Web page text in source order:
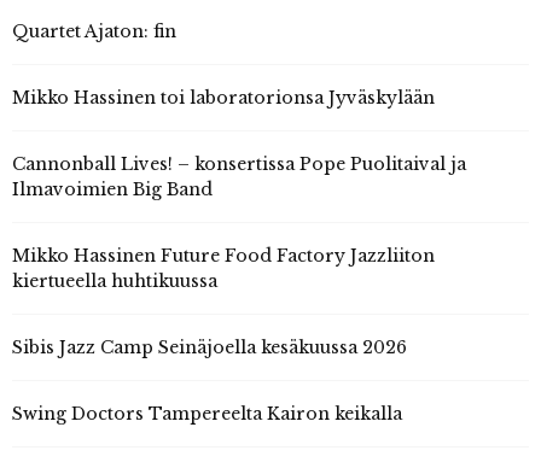
Quartet Ajaton: fin
Mikko Hassinen toi laboratorionsa Jyväskylään
Cannonball Lives! – konsertissa Pope Puolitaival ja
Ilmavoimien Big Band
Mikko Hassinen Future Food Factory Jazzliiton
kiertueella huhtikuussa
Sibis Jazz Camp Seinäjoella kesäkuussa 2026
Swing Doctors Tampereelta Kairon keikalla